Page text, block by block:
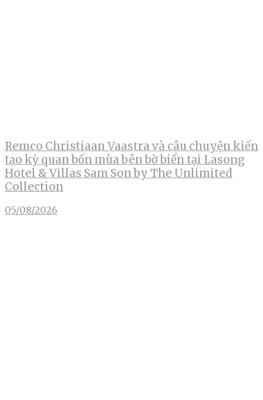
Remco Christiaan Vaastra và câu chuyện kiến
tạo kỳ quan bốn mùa bên bờ biển tại Lasong
Hotel & Villas Sam Son by The Unlimited
Collection
05/08/2026